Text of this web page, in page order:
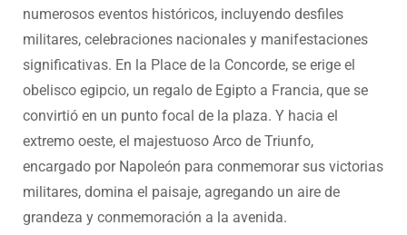
numerosos eventos históricos, incluyendo desfiles
militares, celebraciones nacionales y manifestaciones
significativas. En la Place de la Concorde, se erige el
obelisco egipcio, un regalo de Egipto a Francia, que se
convirtió en un punto focal de la plaza. Y hacia el
extremo oeste, el majestuoso Arco de Triunfo,
encargado por Napoleón para conmemorar sus victorias
militares, domina el paisaje, agregando un aire de
grandeza y conmemoración a la avenida.